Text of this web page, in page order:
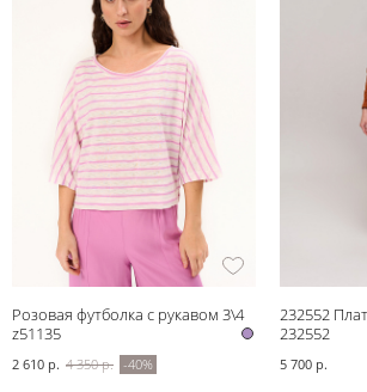
Розовая футболка с рукавом 3\4
z51135
2 610 р. 4 350 р. -40%
232552
232552
5 700 р.